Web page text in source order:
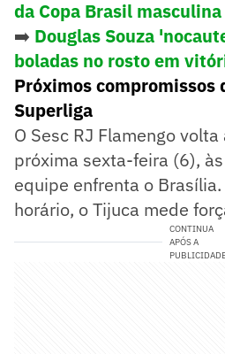
da Copa Brasil
➡️ Douglas Souza
boladas no rosto em
Próximos compromissos
Superliga
O Sesc RJ Flamengo
próxima sexta-feira (6),
equipe enfrenta o
horário, o Tijuca mede
CONTINUA
APÓS A